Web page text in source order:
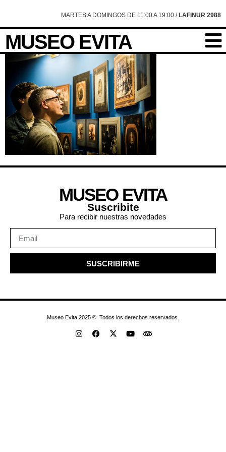
MARTES A DOMINGOS DE 11:00 A 19:00 / LAFINUR 2988
MUSEO EVITA
MUSEO EVITA
Suscribite
Para recibir nuestras novedades
SUSCRIBIRME
Museo Evita 2025 © Todos los derechos reservados.